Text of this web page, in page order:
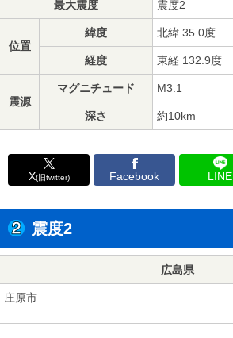
最大震度 震度2
位置
緯度 北緯 35.0度
経度 東経 132.9度
震源
マグニチュード M3.1
深さ 約10km
X(旧twitter) Facebook LINE
震度2
広島県
庄原市